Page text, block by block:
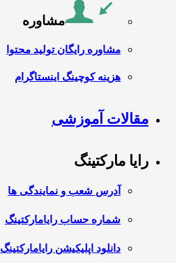
مشاوره
مشاوره رایگان تولید محتوا
هزینه کوچینگ اینستاگرام
مقالات آموزشی
رایا مارکتینگ
آدرس شعب و نمایندگی ها
شماره حساب رایامارکتینگ
دانلود اپلیکیشن رایامارکتینگ